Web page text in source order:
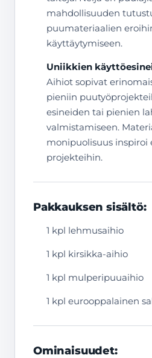
mahdollisuuden
puumateriaalien
käyttäytymiseen.
Uniikkien
Aihiot sopivat
pieniin
esineiden tai pienien
valmistamiseen.
monipuolisuus inspiroi
projekteihin.
Pakkauksen sisältö:
1 kpl lehmusaihio
1 kpl kirsikka-aihio
1 kpl mulperipuuaihio
1 kpl eurooppalainen
Ominaisuudet: